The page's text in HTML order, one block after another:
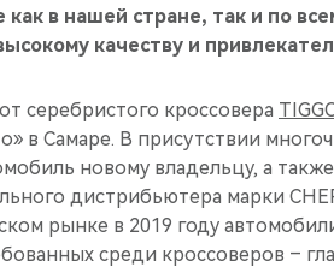
в нашей стране, так и по
качеству и
серебристого кроссовера
в Самаре. В присутствии
новому владельцу, а
дистрибьютера марки
рынке в 2019 году
среди кроссоверов –